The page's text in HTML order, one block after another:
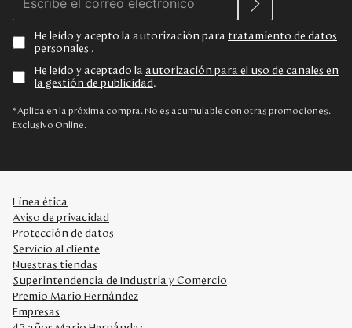
He leído y acepto la autorización para tratamiento de datos
personales .
He leído y aceptado la autorización para el uso de canales en
la gestión de publicidad .
*Aplica en la próxima compra. No es acumulable con otras promociones.
Exclusivo Online.
Línea ética
Aviso de privacidad
Protección de datos
Servicio al cliente
Nuestras tiendas
Superintendencia de Industria y Comercio
Premio Mario Hernández
Empresas